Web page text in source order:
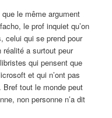
le même argument
le prof inquiet qu’on
celui qui se prend pour
réalité a surtout peur
qui pensent que
et qui n’ont pas
Bref tout le monde peut
non personne n’a dit